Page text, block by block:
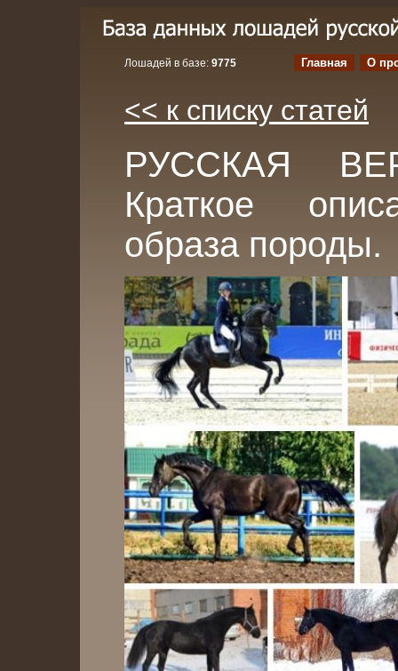
Лошадей в базе: 9775 Главная О
<< к списку статей
РУССКАЯ
Краткое
образа породы.